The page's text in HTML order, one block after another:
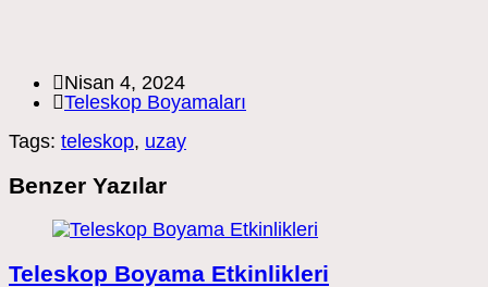
Post
published:
Nisan 4, 2024
Post
Teleskop Boyamaları
Tags: teleskop, uzay
Benzer Yazılar
Teleskop Boyama Etkinlikleri